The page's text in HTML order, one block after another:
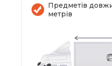
Предметів
метрів